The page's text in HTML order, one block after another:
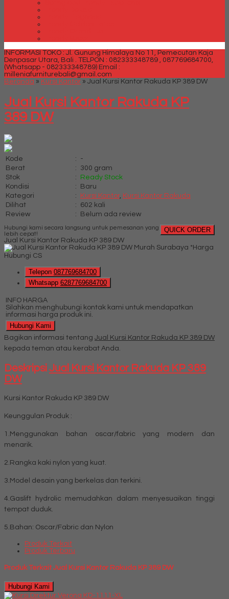
INFORMASI TOKO : Jl. Gunung Himalaya No 11, Pemecutan Kaja
Denpasar Utara, Bali . TELPON : 082333348789 , 087769684700,
(Whatsapp - 082333348789) Email :
milleniafurniturebali@gmail.com
Beranda » Kursi Kantor » Jual Kursi Kantor Rakuda KP 389 DW
Jual Kursi Kantor Rakuda KP
389 DW
Kode :
-
Berat
:
300 gram
Stok
:
Ready Stock
Kondisi
:
Baru
Kategori
: Kursi Kantor, Kursi Kantor Rakuda
Dilihat
:
602 kali
Review
: Belum ada review
QUICK ORDER
Hubungi kami secara langsung untuk pemesanan yang
lebih cepat!
Jual Kursi Kantor Rakuda KP 389 DW
*Harga
Hubungi CS
Telepon 087769684700
Whatsapp 6287769684700
INFO HARGA
Silahkan menghubungi kontak kami untuk mendapatkan
informasi harga produk ini.
Hubungi Kami
Bagikan informasi tentang Jual Kursi Kantor Rakuda KP 389 DW
kepada teman atau kerabat Anda.
DeskripsiJual Kursi Kantor Rakuda KP 389
DW
Kursi Kantor Rakuda KP 389 DW
Keunggulan Produk :
1.Menggunakan bahan oscar/fabric yang modern dan
menarik.
2.Rangka kaki nylon yang kuat.
3.Model desain yang berkelas dan terkini.
4.Gaslift hydrolic memudahkan dalam menyesuaikan tinggi
tempat duduk.
5.Bahan: Oscar/Fabric dan Nylon
Produk Terkait
Produk Terbaru
Produk Terkait Jual Kursi Kantor Rakuda KP 389 DW
Hubungi Kami